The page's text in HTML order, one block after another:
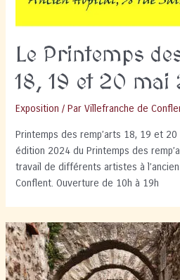
Le Printemps
18, 19 et 20 mai
Exposition / ParVillefranche de
Printemps des remp’arts 18, 19 et
édition 2024 du Printemps des
travail de différents artistes à
Conflent. Ouverture de 10h à 19h